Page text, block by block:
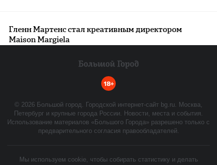
Гленн Мартенс стал креативным директором
Maison Margiela
18+
© 2026 Большой город. Городской интернет-сайт bg.ru. Москва,
Петербург и крупные города России. Новости, места и события.
Использование материалов «Большого Города» разрешено только с
предварительного согласия правообладателей.
Мы используем cookie, чтобы собирать статистику и делать